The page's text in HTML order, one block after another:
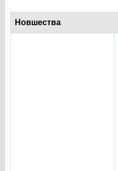
Новшества